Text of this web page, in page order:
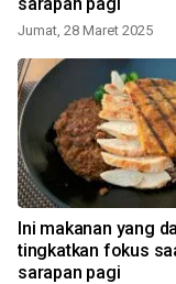
Jumat, 28 Maret 2025
Ini makanan yang
tingkatkan fokus
sarapan pagi